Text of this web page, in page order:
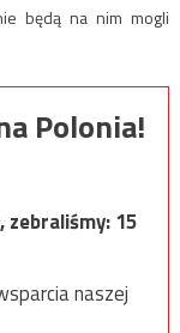
będą na nim mogli
Polonia!
zebraliśmy:15
naszej